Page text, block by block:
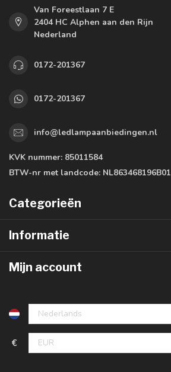
Van Foreestlaan 7 E
2404 HC Alphen aan den Rijn
Nederland
0172-201367
0172-201367
info@ledlampaanbiedingen.nl
KVK nummer: 85011584
BTW-nr met landcode: NL863468196B01
Categorieën
Informatie
Mijn account
€